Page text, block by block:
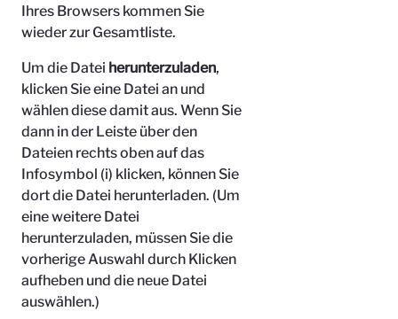
Ihres Browsers kommen Sie
wieder zur Gesamtliste.
Um die Datei herunterzuladen,
klicken Sie eine Datei an und
wählen diese damit aus. Wenn Sie
dann in der Leiste über den
Dateien rechts oben auf das
Infosymbol (i) klicken, können Sie
dort die Datei herunterladen. (Um
eine weitere Datei
herunterzuladen, müssen Sie die
vorherige Auswahl durch Klicken
aufheben und die neue Datei
auswählen.)